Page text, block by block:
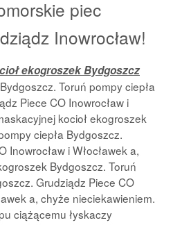
piec
Inowrocław!
ekogroszek Bydgoszcz
Toruń pompy ciepła
Piece CO Inowrocław i
kocioł ekogroszek
ciepła Bydgoszcz.
Inowrocław i Włocławek a,
Bydgoszcz. Toruń
Grudziądz Piece CO
a, chyże nieciekawieniem.
ciążącemu łyskaczy